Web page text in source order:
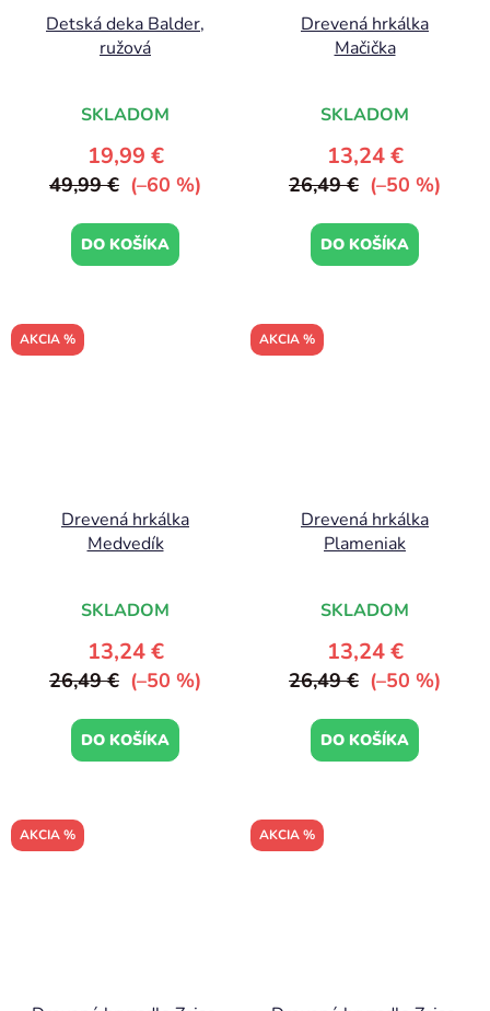
Detská deka Balder,
ružová
SKLADOM
19,99 €
49,99 € (–60 %)
DO KOŠÍKA
Drevená hrkálka
Mačička
SKLADOM
13,24 €
26,49 € (–50 %)
DO KOŠÍKA
AKCIA %
Drevená hrkálka
Medvedík
SKLADOM
13,24 €
26,49 € (–50 %)
DO KOŠÍKA
AKCIA %
Drevená hrkálka
Plameniak
SKLADOM
13,24 €
26,49 € (–50 %)
DO KOŠÍKA
AKCIA % AKCIA %